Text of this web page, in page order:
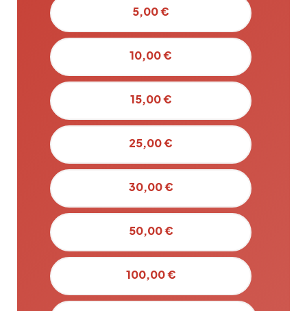
5,00 €
10,00 €
15,00 €
25,00 €
30,00 €
50,00 €
100,00 €